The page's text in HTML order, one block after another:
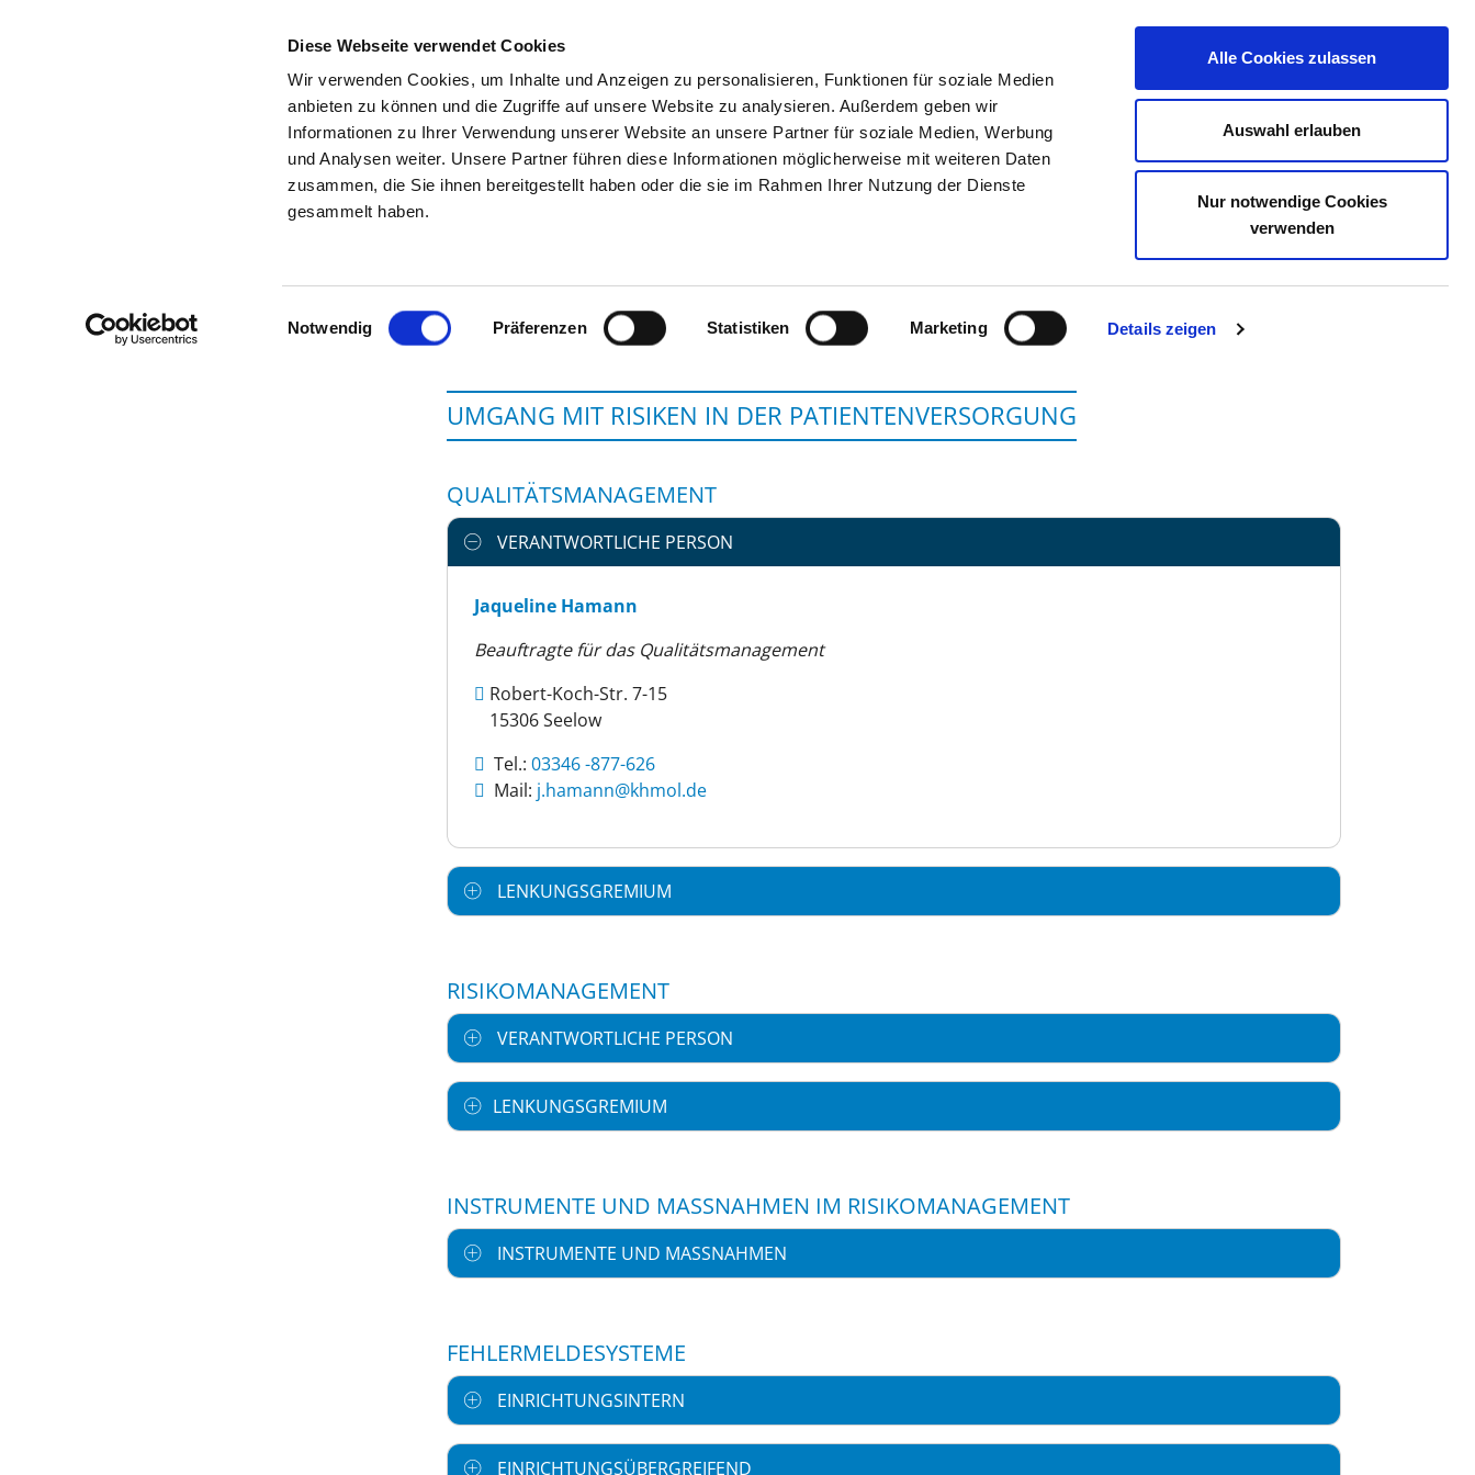
Diese Webseite verwendet Cookies
Wir verwenden Cookies, um Inhalte und Anzeigen zu personalisieren, Funktionen für soziale Medien
anbieten zu können und die Zugriffe auf unsere Website zu analysieren. Außerdem geben wir
Informationen zu Ihrer Verwendung unserer Website an unsere Partner für soziale Medien, Werbung
und Analysen weiter. Unsere Partner führen diese Informationen möglicherweise mit weiteren Daten
zusammen, die Sie ihnen bereitgestellt haben oder die sie im Rahmen Ihrer Nutzung der Dienste
gesammelt haben.
Einwilligungsauswahl
Notwendig Präferenzen Statistiken Marketing Details zeigen
Alle Cookies zulassen
Auswahl erlauben
Nur notwendige Cookies
verwenden
SUCHEN TIPPS & HILFE DAS DKV STELLENBÖRSE KONTAKT IHRE MEINUNG
Zur Krankenhaus-Startseite
UMGANG MIT RISIKEN IN DER PATIENTENVERSORGUNG
QUALITÄTSMANAGEMENT
VERANTWORTLICHE PERSON
Jaqueline Hamann
Beauftragte für das Qualitätsmanagement
Robert-Koch-Str. 7-15
15306 Seelow
Tel.: 03346 -877-626
Mail: ed.lomhk@nnamah.j
LENKUNGSGREMIUM
RISIKOMANAGEMENT
VERANTWORTLICHE PERSON
LENKUNGSGREMIUM
INSTRUMENTE UND MASSNAHMEN IM RISIKOMANAGEMENT
INSTRUMENTE UND MASSNAHMEN
FEHLERMELDESYSTEME
EINRICHTUNGSINTERN
EINRICHTUNGSÜBERGREIFEND